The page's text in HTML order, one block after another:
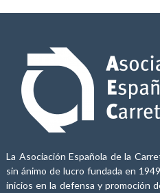
La Asociación Española de la
sin ánimo de lucro fundada en
inicios en la defensa y promoción